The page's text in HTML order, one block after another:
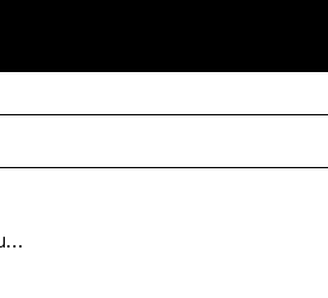
El mundo mágico y poderoso de la lengua náhuat suena en «Nativas», la cuarta temporada de Cuentos en Red